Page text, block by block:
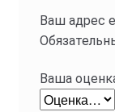
Ваш адрес
Ваша